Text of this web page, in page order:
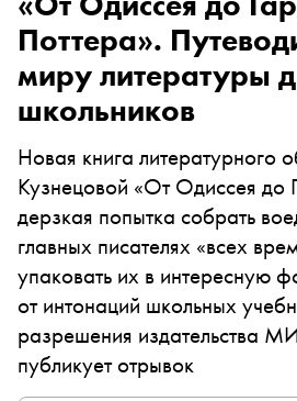
Поттера».
миру литературы
школьников
Новая книга литературного
Кузнецовой «От Одиссея до
дерзкая попытка собрать
главных писателях «всех
упаковать их в интересную
от интонаций школьных
разрешения издательства
публикует отрывок